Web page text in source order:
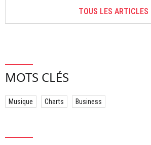
TOUS LES ARTICLES
MOTS CLÉS
Musique Charts Business